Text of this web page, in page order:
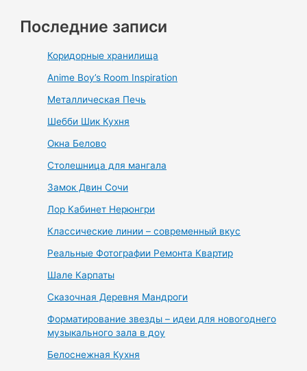
Последние записи
Коридорные хранилища
Anime Boy’s Room Inspiration
Металлическая Печь
Шебби Шик Кухня
Окна Белово
Столешница для мангала
Замок Двин Сочи
Лор Кабинет Нерюнгри
Классические линии – современный вкус
Реальные Фотографии Ремонта Квартир
Шале Карпаты
Сказочная Деревня Мандроги
Форматирование звезды – идеи для новогоднего
музыкального зала в доу
Белоснежная Кухня